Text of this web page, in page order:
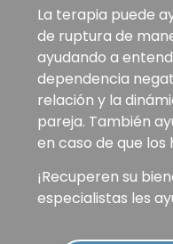
La terapia puede
de ruptura de
ayudando a
dependencia
relación y la
pareja. También
en caso de que los
¡Recuperen su
especialistas les